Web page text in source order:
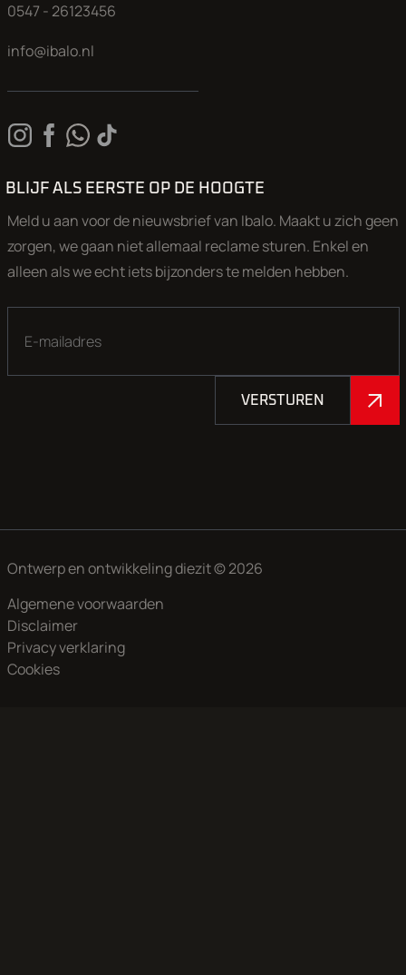
0547 - 26123456
info@ibalo.nl
BLIJF ALS EERSTE OP DE HOOGTE
Meld u aan voor de nieuwsbrief van Ibalo. Maakt u zich geen
zorgen, we gaan niet allemaal reclame sturen. Enkel en
alleen als we echt iets bijzonders te melden hebben.
VERSTUREN
Ontwerp en ontwikkelingdiezit© 2026
Algemene voorwaarden
Disclaimer
Privacy verklaring
Cookies